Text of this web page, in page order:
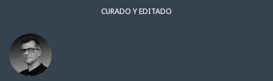
CURADO Y EDITADO